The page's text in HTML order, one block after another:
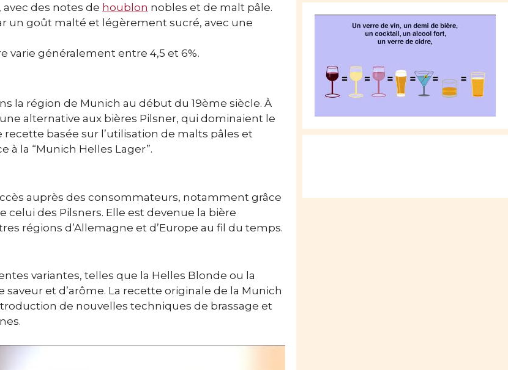
des notes de houblon nobles et de malt pâle.
un goût malté et légèrement sucré, avec une
varie généralement entre 4,5 et 6%.
la région de Munich au début du 19ème siècle. À
alternative aux bières Pilsner, qui dominaient le
basée sur l’utilisation de malts pâles et
la “Munich Helles Lager”.
auprès des consommateurs, notamment grâce
des Pilsners. Elle est devenue la bière
régions d’Allemagne et d’Europe au fil du temps.
variantes, telles que la Helles Blonde ou la
et d’arôme. La recette originale de la Munich
de nouvelles techniques de brassage et